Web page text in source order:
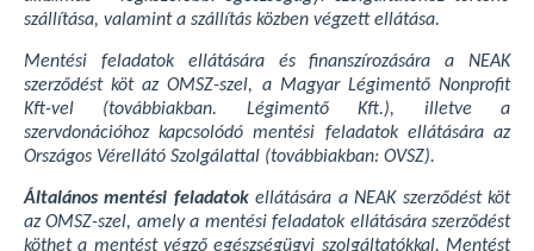
szállítása, valamint a szállítás közben végzett ellátása.
Mentési feladatok ellátására és finanszírozására a NEAK
szerződést köt az OMSZ-szel, a Magyar Légimentő Nonprofit
Kft-vel (továbbiakban. Légimentő Kft.), illetve a
szervdonációhoz kapcsolódó mentési feladatok ellátására az
Országos Vérellátó Szolgálattal (továbbiakban: OVSZ).
Általános mentési feladatokellátására a NEAK szerződést köt
az OMSZ-szel, amely a mentési feladatok ellátására szerződést
köthet a mentést végző egészségügyi szolgáltatókkal. Mentést